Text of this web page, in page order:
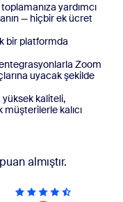
yardımcı
— hiçbir ek ücret
bir platformda
Zoom
uyacak şekilde
kaliteli,
kalıcı
almıştır.